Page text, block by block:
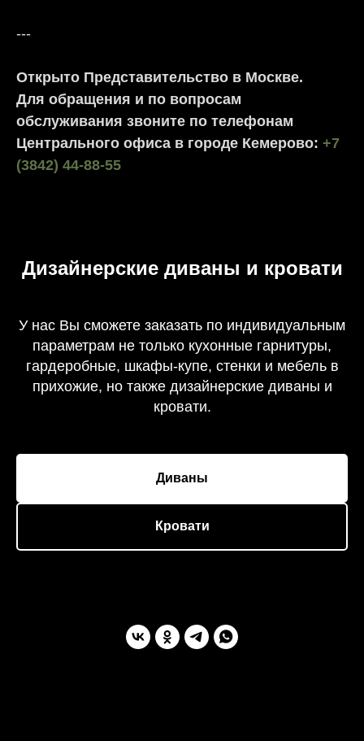
---
Открыто Представительство в Москве.
Для обращения и по вопросам
обслуживания звоните по телефонам
Центрального офиса в городе Кемерово: +7
(3842) 44-88-55
Дизайнерские диваны и кровати
У нас Вы сможете заказать по индивидуальным
параметрам не только кухонные гарнитуры,
гардеробные, шкафы-купе, стенки и мебель в
прихожие, но также дизайнерские диваны и
кровати.
Диваны
Кровати